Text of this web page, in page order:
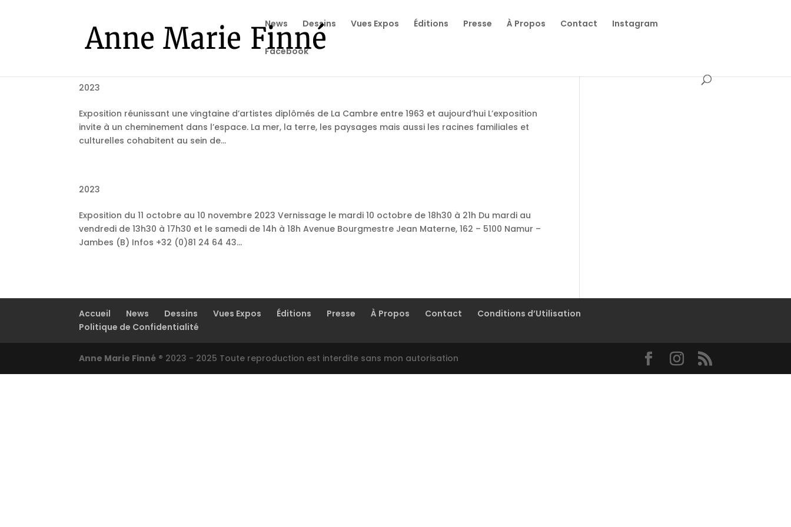
News Dessins Vues Expos Éditions Presse À Propos Contact Instagram
Facebook
2023
Exposition réunissant une vingtaine d’artistes diplômés de La Cambre entre 1963 et aujourd’hui L’exposition
invite à un cheminement dans l’espace. La mer, la terre, les paysages mais aussi les racines familiales et
culturelles cohabitent au sein de...
2023
Exposition du 11 octobre au 10 novembre 2023 Vernissage le mardi 10 octobre de 18h30 à 21h Du mardi au
vendredi de 13h30 à 17h30 et le samedi de 14h à 18h Avenue Bourgmestre Jean Materne, 162 – 5100 Namur –
Jambes (B) Infos +32 (0)81 24 64 43...
Accueil News Dessins Vues Expos Éditions Presse À Propos Contact
Conditions d’Utilisation
Politique de Confidentialité
Anne Marie Finné ® 2023 - 2025 Toute reproduction est interdite sans mon autorisation